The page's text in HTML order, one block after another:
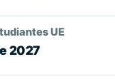
UE
2027